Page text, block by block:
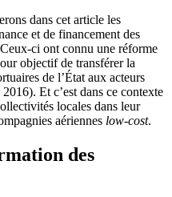
dans cet article les
et de financement des
ci ont connu une réforme
objectif de transférer la
de l’État aux acteurs
Et c’est dans ce contexte
locales dans leur
aériennes low-cost.
des